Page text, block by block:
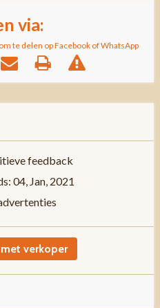
via:
te delen op Facebook of WhatsApp
feedback
04, Jan, 2021
verkoper